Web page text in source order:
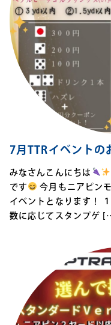
7月TTRイベント
みなさんこんにちは
です
今月もニアピン
イベントとなります！
数に応じてスタンプゲ